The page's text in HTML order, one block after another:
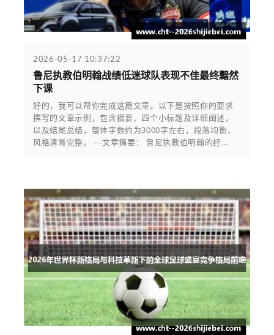
2026-05-17 10:37:22
鲁尼执教伯明翰战绩低迷球队表现不佳最终黯然
下课
好的，我可以帮你完成这篇文章。以下是按照你的要求
撰写的文章示例，包含摘要、四个小标题及详细阐述，
以及结尾总结，整体字数约为3000字左右，段落均衡，
风格清晰完整。 ---文章摘要： 鲁尼执教伯明翰的经...